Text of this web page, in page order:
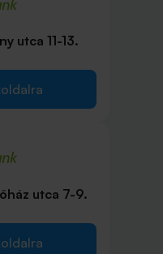
utca 11-13.
utca 7-9.